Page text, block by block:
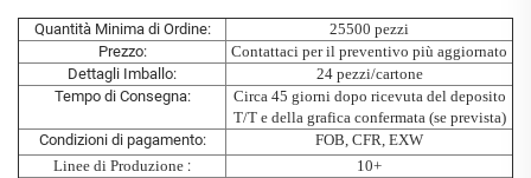
Quantità Minima di Ordine:
25500 pezzi
Prezzo:
Contattaci per il preventivo più aggiornato
Dettagli Imballo:
24 pezzi/cartone
Tempo di Consegna:
Circa 45 giorni dopo ricevuta del deposito
T/T e della grafica confermata (se prevista)
Condizioni di pagamento:
FOB, CFR, EXW
Linee di Produzione :
10+